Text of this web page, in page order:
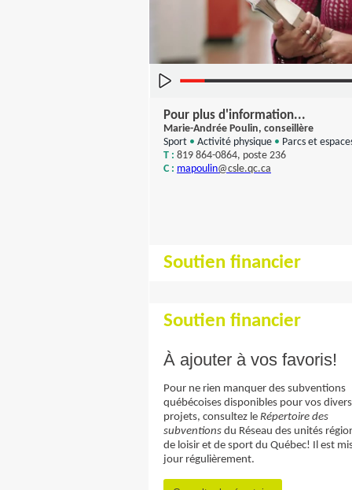
Pour plus d'information...
Marie-Andrée Poulin, conseillère
Sport • Activité physique • Parcs et
T : 819 864-0864, poste 236
C : mapoulin@csle.qc.ca
Soutien financier
Soutien financier
À ajouter à vos favoris!
Pour ne rien manquer des subventions
québécoises disponibles pour vos divers
projets, consultez le Répertoire des
subventions du Réseau des unités
de loisir et de sport du Québec! Il est
jour régulièrement.